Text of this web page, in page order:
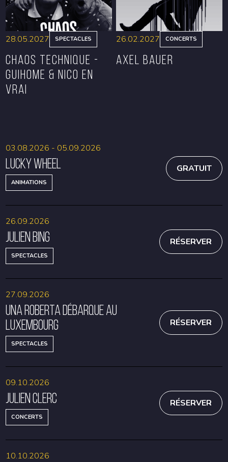
28.05.2027 SPECTACLES
CHAOS TECHNIQUE -
GUIHOME & NICO EN
VRAI
26.02.2027 CONCERTS
Axel Bauer
Lucky Wheel
ANIMATIONS
03.08.2026 - 05.09.2026
GRATUIT
Julien Bing
SPECTACLES
26.09.2026
RÉSERVER
Una Roberta débarque au
Luxembourg
SPECTACLES
27.09.2026
RÉSERVER
Julien Clerc
CONCERTS
09.10.2026
RÉSERVER
10.10.2026